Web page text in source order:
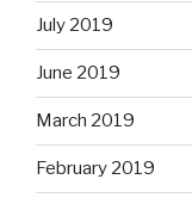
July 2019
June 2019
March 2019
February 2019